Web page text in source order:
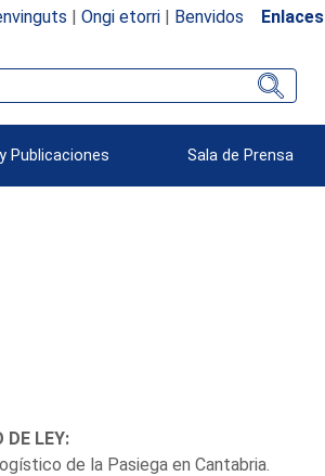
| Ongi etorri| Benvidos Enlaces
Publicaciones Sala de Prensa
DE LEY:
de la Pasiega en Cantabria.